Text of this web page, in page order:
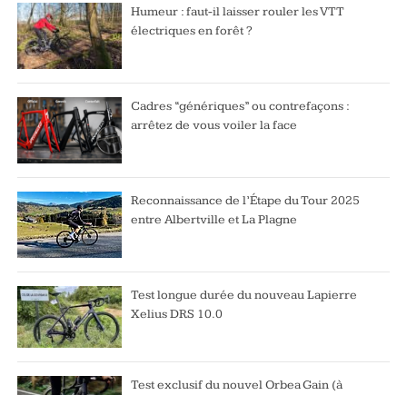
Humeur : faut-il laisser rouler les VTT
électriques en forêt ?
Cadres “génériques” ou contrefaçons :
arrêtez de vous voiler la face
Reconnaissance de l’Étape du Tour 2025
entre Albertville et La Plagne
Test longue durée du nouveau Lapierre
Xelius DRS 10.0
Test exclusif du nouvel Orbea Gain (à